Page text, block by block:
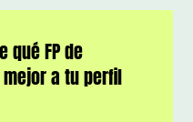
qué FP de
a tu perfil